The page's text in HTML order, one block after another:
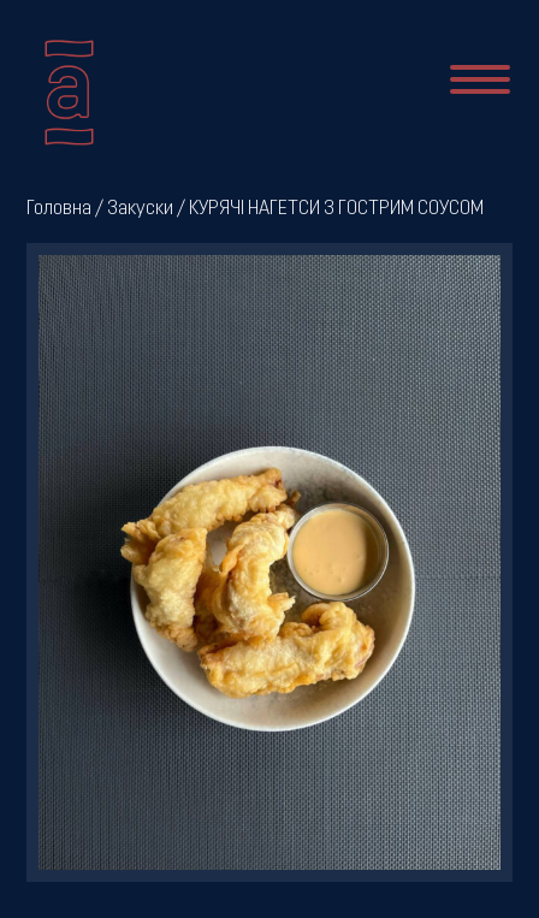
Про
нас
Новини
Меню
Галерея
Резервація
Головна / Закуски / КУРЯЧІ НАГЕТСИ З ГОСТРИМ СОУСОМ